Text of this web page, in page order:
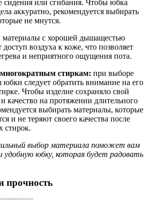
сидения или сгибания. Чтобы юбка
аккуратно, рекомендуется выбирать
не мнутся.
материалы с хорошей дышащестью
воздуха к коже, что позволяет
и неприятного ощущения пота.
стиркам: при выборе
юбки следует обратить внимание на его
Чтобы изделие сохраняло свой
качество на протяжении длительного
выбирать материалы, которые
и не теряют своего качества после
стирок.
выбор материала поможет вам
удобную юбку, которая будет радовать
прочность